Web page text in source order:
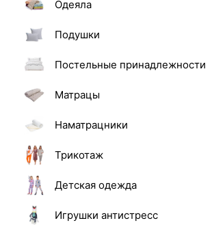
Одеяла
Подушки
Постельные принадлежности
Матрацы
Наматрацники
Трикотаж
Детская одежда
Игрушки антистресс